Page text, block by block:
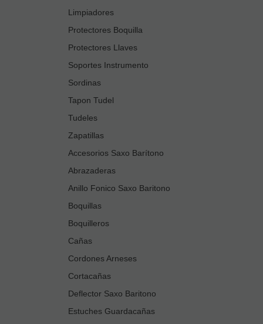
Limpiadores
Protectores Boquilla
Protectores Llaves
Soportes Instrumento
Sordinas
Tapon Tudel
Tudeles
Zapatillas
Accesorios Saxo Barítono
Abrazaderas
Anillo Fonico Saxo Baritono
Boquillas
Boquilleros
Cañas
Cordones Arneses
Cortacañas
Deflector Saxo Baritono
Estuches Guardacañas